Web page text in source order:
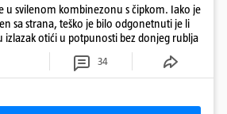
u svilenom kombinezonu s čipkom. Iako je
sa strana, teško je bilo odgonetnuti je li
izlazak otići u potpunosti bez donjeg rublja
34